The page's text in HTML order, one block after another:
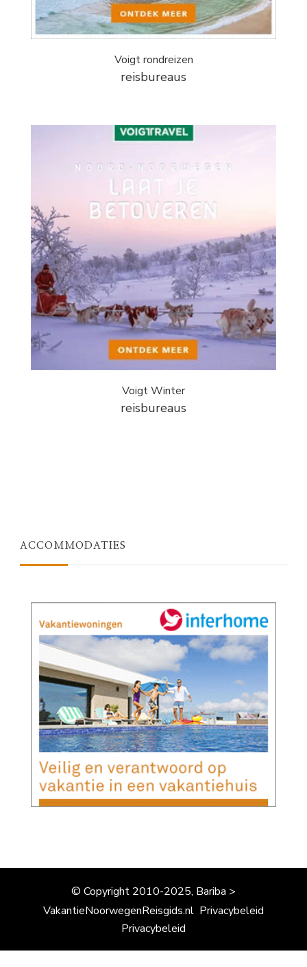
Voigt rondreizen
reisbureaus
Voigt Winter
reisbureaus
ACCOMMODATIES
© Copyright 2010-2025, Bariba >
VakantieNoorwegenReisgids.nl Privacybeleid
Privacybeleid